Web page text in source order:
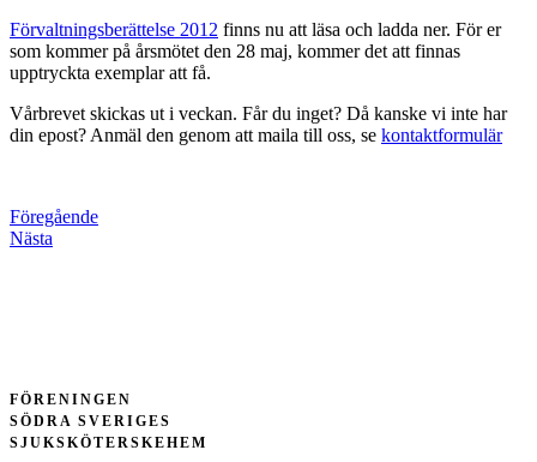
Förvaltningsberättelse 2012 finns nu att läsa och ladda ner. För er
som kommer på årsmötet den 28 maj, kommer det att finnas
upptryckta exemplar att få.
Vårbrevet skickas ut i veckan. Får du inget? Då kanske vi inte har
din epost? Anmäl den genom att maila till oss, se kontaktformulär
Föregående
Nästa
FÖRENINGEN
SÖDRA SVERIGES
SJUKSKÖTERSKEHEM